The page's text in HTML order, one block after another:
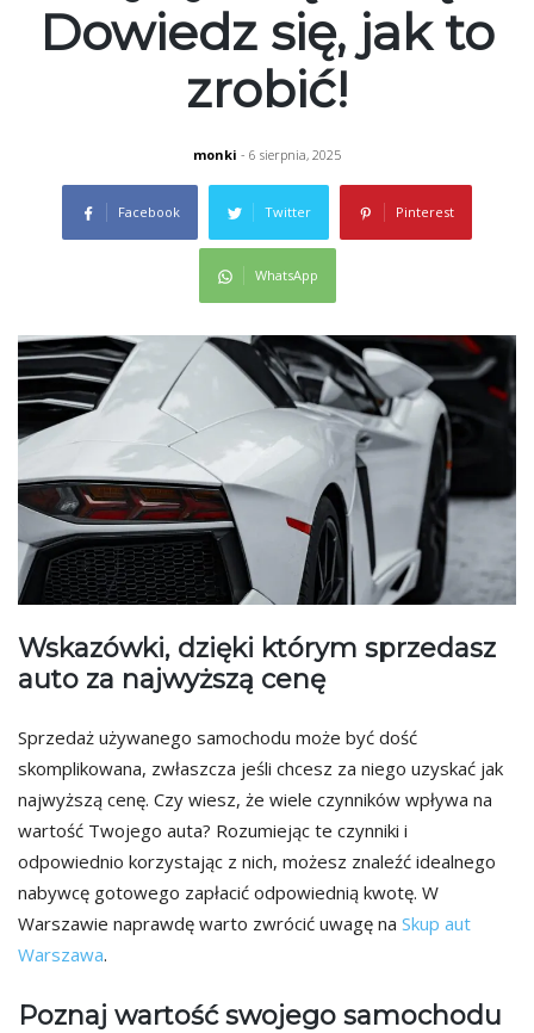
Dowiedz się, jak to
zrobić!
monki - 6 sierpnia, 2025
Facebook Twitter Pinterest
WhatsApp
Wskazówki, dzięki którym sprzedasz
auto za najwyższą cenę
Sprzedaż używanego samochodu może być dość
skomplikowana, zwłaszcza jeśli chcesz za niego uzyskać jak
najwyższą cenę. Czy wiesz, że wiele czynników wpływa na
wartość Twojego auta? Rozumiejąc te czynniki i
odpowiednio korzystając z nich, możesz znaleźć idealnego
nabywcę gotowego zapłacić odpowiednią kwotę. W
Warszawie naprawdę warto zwrócić uwagę na Skup aut
Warszawa.
Poznaj wartość swojego samochodu